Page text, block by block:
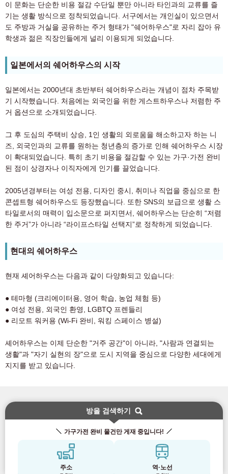
이 문화는 단순한 비용 절감 수단일 뿐만 아니라 타인과의 교류를 즐
기는 생활 방식으로 정착되었습니다. 서구에서는 개인실이 있으면서
도 주방과 거실을 공유하는 주거 형태가 "쉐어하우스"로 자리 잡아 유
학생과 젊은 직장인들에게 널리 이용되게 되었습니다.
일본에서의 쉐어하우스의 시작
일본에서는 2000년대 초반부터 쉐어하우스라는 개념이 점차 주목받
기 시작했습니다. 처음에는 외국인을 위한 게스트하우스나 저렴한 주
거 옵션으로 소개되었습니다.
그 후 도심의 주택비 상승, 1인 생활의 외로움을 해소하고자 하는 니
즈, 외국인과의 교류를 원하는 청년층의 증가로 인해 쉐어하우스 시장
이 확대되었습니다. 특히 초기 비용을 절감할 수 있는 가구·가전 완비
된 점이 상경자나 이직자에게 인기를 끌었습니다.
2005년경부터는 여성 전용, 디자인 중시, 취미나 직업을 중심으로 한
콘셉트형 쉐어하우스도 등장했습니다. 또한 SNS의 보급으로 생활 스
타일로서의 매력이 입소문으로 퍼지면서, 쉐어하우스는 단순히 “저렴
한 주거”가 아니라 “라이프스타일 선택지”로 정착하게 되었습니다.
현대의 쉐어하우스
현재 셰어하우스는 다음과 같이 다양화되고 있습니다:
● 테마형 (크리에이터용, 영어 학습, 농업 체험 등)
● 여성 전용, 외국인 환영, LGBTQ 프렌들리
● 리모트 워커용 (Wi-Fi 완비, 워킹 스페이스 병설)
셰어하우스는 이제 단순한 "거주 공간"이 아니라, "사람과 연결되는
생활"과 "자기 실현의 장"으로 도시 지역을 중심으로 다양한 세대에게
지지를 받고 있습니다.
방을 검색하기
가구가전 완비 물건만 게재 중입니다!
주소 역·노선